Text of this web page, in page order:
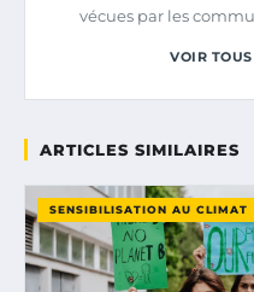
vécues par les
VOIR TOUS
ARTICLES SIMILAIRES
SENSIBILISATION AU CLIMAT